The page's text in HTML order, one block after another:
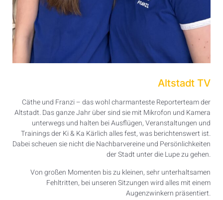
Altstadt TV
Cäthe und Franzi – das wohl charmanteste Reporterteam der
Altstadt. Das ganze Jahr über sind sie mit Mikrofon und Kamera
unterwegs und halten bei Ausflügen, Veranstaltungen und
Trainings der Ki & Ka Kärlich alles fest, was berichtenswert ist.
Dabei scheuen sie nicht die Nachbarvereine und Persönlichkeiten
der Stadt unter die Lupe zu gehen.
Von großen Momenten bis zu kleinen, sehr unterhaltsamen
Fehltritten, bei unseren Sitzungen wird alles mit einem
Augenzwinkern präsentiert.